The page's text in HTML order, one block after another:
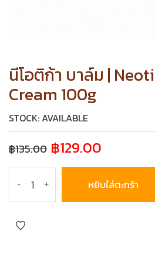
นีโอติก้า บาล์ม |
Cream 100g
STOCK: AVAILABLE
฿135.00 ฿129.00
- + หยิบใส่ตะกร้า